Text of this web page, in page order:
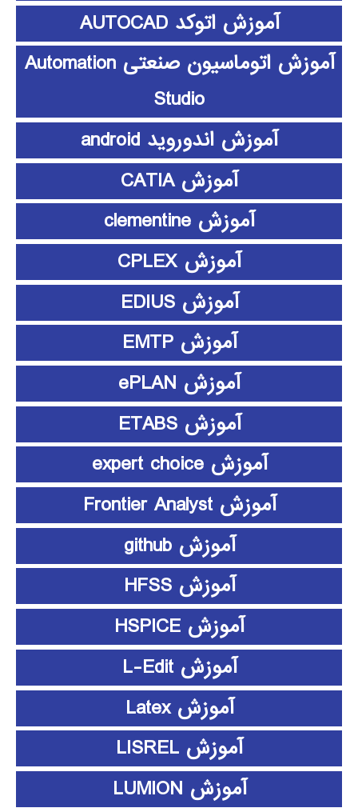
آموزش اتوکد AUTOCAD
آموزش اتوماسیون صنعتی Automation
Studio
آموزش اندوروید android
آموزش CATIA
آموزش clementine
آموزش CPLEX
آموزش EDIUS
آموزش EMTP
آموزش ePLAN
آموزش ETABS
آموزش expert choice
آموزش Frontier Analyst
آموزش github
آموزش HFSS
آموزش HSPICE
آموزش L-Edit
آموزش Latex
آموزش LISREL
آموزش LUMION